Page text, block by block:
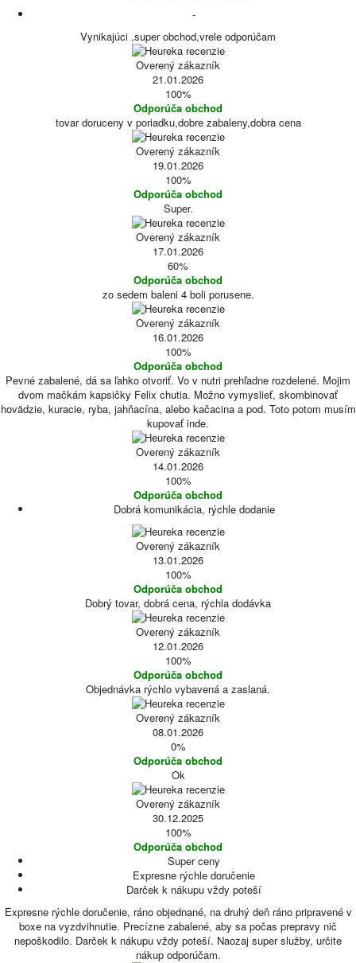
-
Vynikajúci ,super obchod,vrele odporúčam
Overený zákazník
21.01.2026
100%
Odporúča obchod
tovar doruceny v poriadku,dobre zabaleny,dobra cena
Overený zákazník
19.01.2026
100%
Odporúča obchod
Super.
Overený zákazník
17.01.2026
60%
Odporúča obchod
zo sedem baleni 4 boli porusene.
Overený zákazník
16.01.2026
100%
Odporúča obchod
Pevné zabalené, dá sa ľahko otvoriť. Vo v nutri prehľadne rozdelené. Mojim
dvom mačkám kapsičky Felix chutia. Možno vymyslieť, skombinovať
hovädzie, kuracie, ryba, jahňacína, alebo kačacina a pod. Toto potom musím
kupovať inde.
Overený zákazník
14.01.2026
100%
Odporúča obchod
Dobrá komunikácia, rýchle dodanie
Overený zákazník
13.01.2026
100%
Odporúča obchod
Dobrý tovar, dobrá cena, rýchla dodávka
Overený zákazník
12.01.2026
100%
Odporúča obchod
Objednávka rýchlo vybavená a zaslaná.
Overený zákazník
08.01.2026
0%
Odporúča obchod
Ok
Overený zákazník
30.12.2025
100%
Odporúča obchod
Super ceny
Expresne rýchle doručenie
Darček k nákupu vždy poteší
Expresne rýchle doručenie, ráno objednané, na druhý deň ráno pripravené v
boxe na vyzdvihnutie. Precízne zabalené, aby sa počas prepravy nič
nepoškodilo. Darček k nákupu vždy poteší. Naozaj super služby, určite
nákup odporúčam.